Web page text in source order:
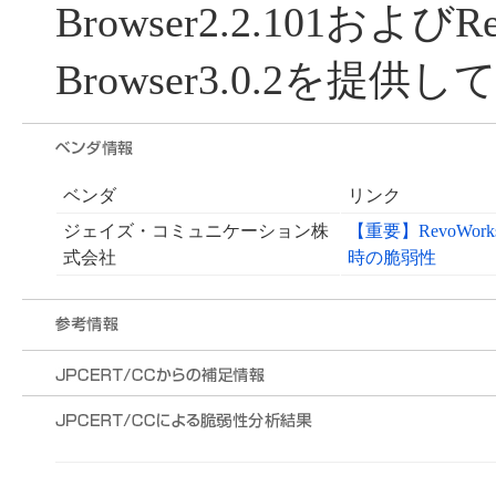
Browser2.2.101および
Browser3.0.2を提供し
ベンダ
リンク
ジェイズ・コミュニケーション株
式会社
【重要】
時の脆弱性